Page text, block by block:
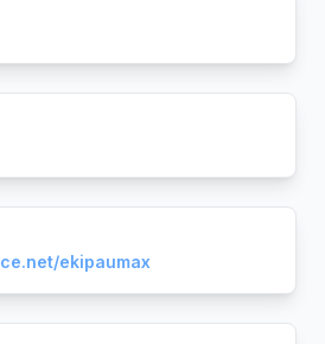
ekipaumax